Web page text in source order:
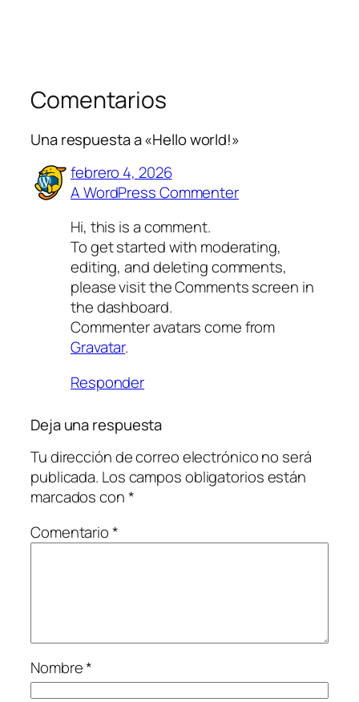
Comentarios
Una respuesta a «Hello world!»
febrero 4, 2026
A WordPress Commenter
Hi, this is a comment.
To get started with moderating,
editing, and deleting comments,
please visit the Comments screen in
the dashboard.
Commenter avatars come from
Gravatar.
Responder
Deja una respuesta
Tu dirección de correo electrónico no será
publicada. Los campos obligatorios están
marcados con*
Comentario*
Nombre*